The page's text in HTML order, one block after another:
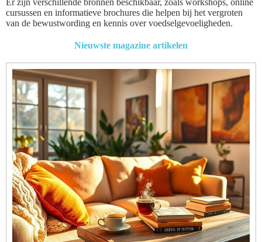
Er zijn verschillende bronnen beschikbaar, zoals workshops, online
cursussen en informatieve brochures die helpen bij het vergroten
van de bewustwording en kennis over voedselgevoeligheden.
Nieuwste magazine artikelen